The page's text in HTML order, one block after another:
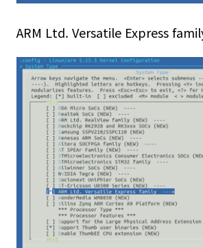
ARM Ltd. Versatile Express